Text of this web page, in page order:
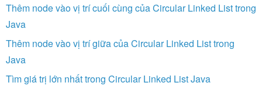
Thêm node vào vị trí cuối cùng của Circular Linked List trong
Java
Thêm node vào vị trí giữa của Circular Linked List trong
Java
Tìm giá trị lớn nhất trong Circular Linked List Java